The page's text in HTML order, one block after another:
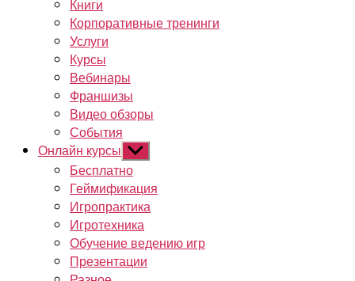
Книги
Корпоративные тренинги
Услуги
Курсы
Вебинары
Франшизы
Видео обзоры
События
Онлайн курсы Показывать
подменю
Бесплатно
Геймификация
Игропрактика
Игротехника
Обучение ведению игр
Презентации